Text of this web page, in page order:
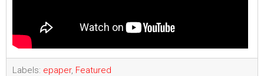
Labels: epaper, Featured